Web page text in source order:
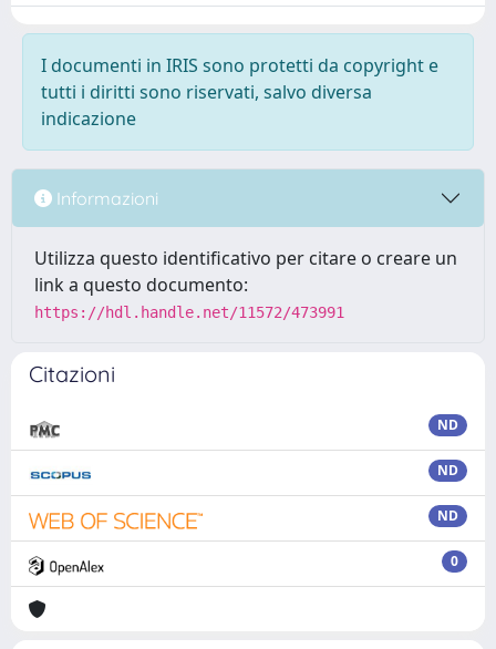
I documenti in IRIS sono protetti da copyright e
tutti i diritti sono riservati, salvo diversa
indicazione
Informazioni
Utilizza questo identificativo per citare o creare un
link a questo documento:
https://hdl.handle.net/11572/473991
Citazioni
ND
ND
ND
0